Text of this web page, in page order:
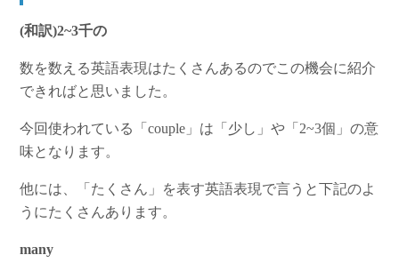
(和訳)2~3千の
数を数える英語表現はたくさんあるのでこの機会に紹介
できればと思いました。
今回使われている「couple」は「少し」や「2~3個」の意
味となります。
他には、「たくさん」を表す英語表現で言うと下記のよ
うにたくさんあります。
many